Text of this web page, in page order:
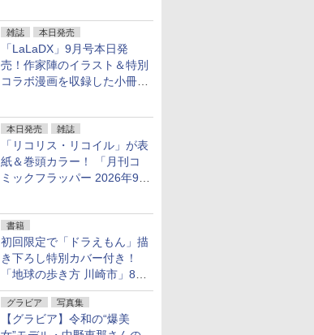
雑誌 本日発売
「LaLaDX」9月号本日発
売！作家陣のイラスト＆特別
コラボ漫画を収録した小冊子
本日発売 雑誌
「リコリス・リコイル」が表
紙＆巻頭カラー！ 「月刊コ
ミックフラッパー 2026年9月
書籍
初回限定で「ドラえもん」描
き下ろし特別カバー付き！
「地球の歩き方 川崎市」8月
6日発売。川崎全7区の魅力を
詰め込んだ旅辞典
グラビア 写真集
【グラビア】令和の“爆美